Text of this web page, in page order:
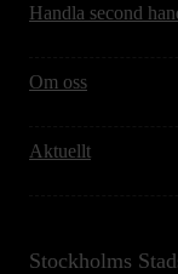
Handla second
Om oss
Aktuellt
Stockholms